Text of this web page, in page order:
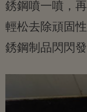
銹鋼噴一噴，
輕松去除頑固
銹鋼制品閃閃